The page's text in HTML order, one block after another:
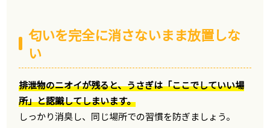
匂いを完全に消さないまま放置しな
い
排泄物のニオイが残ると、うさぎは「ここでしていい場
所」と認識してしまいます。
しっかり消臭し、同じ場所での習慣を防ぎましょう。